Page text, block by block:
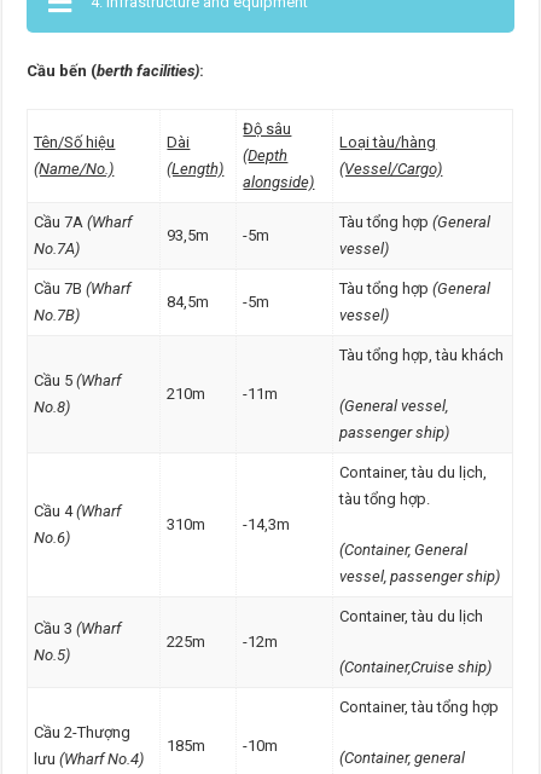
Cầu bến (berth facilities):
Tên/Số hiệu
(Name/No.)
Dài
(Length)
Độ sâu
(Depth
alongside)
Loại tàu/hàng
(Vessel/Cargo)
Cầu 7A(Wharf
No.7A)
93,5m -5m
Tàu tổng hợp(General
vessel)
Cầu 7B(Wharf
No.7B)
84,5m -5m
Tàu tổng hợp(General
vessel)
Cầu 5(Wharf
No.8)
210m -11m
Tàu tổng hợp, tàu khách
(General vessel,
passenger ship)
Cầu 4(Wharf
No.6)
310m -14,3m
Container, tàu du lịch,
tàu tổng hợp.
(Container,General
vessel, passenger ship)
Cầu 3(Wharf
No.5)
225m -12m
Container, tàu du lịch
(Container,Cruise ship)
Cầu 2-Thượng
lưu(Wharf No.4)
185m -10m
Container, tàu tổng hợp
(Container, general